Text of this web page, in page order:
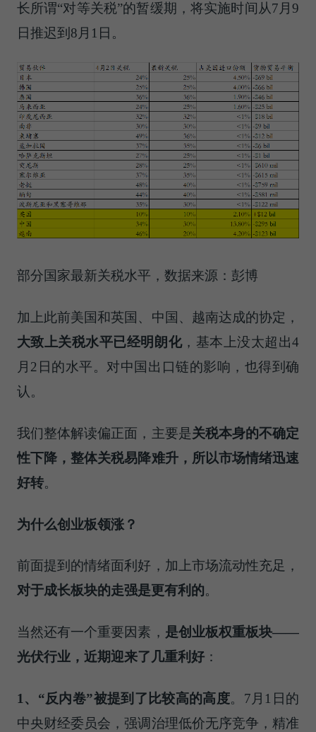
长所谓“对等关税”的暂缓期，将实施时间从7月9
日推迟到8月1日。
部分国家最新关税水平，数据来源：彭博
加上此前美国和英国、中国、越南达成的协定，
大致上关税水平已经明朗化，基本上没太超出4
月2日的水平。对中国出口链的影响，也得到确
认。
我们整体解读偏正面，主要是关税本身的不确定
性下降 ，整体关税易降难升，所以市场情绪迅速
好转。
为什么创业板领涨？
前面提到的情绪面利好，加上市场流动性充足，
对于成长板块的走强是更有利的。
当然还有一个重要因素， 是创业板权重板块——
光伏行业，近期迎来了几重利好：
1、“反内卷”被提到了比较高的高度。7月1日的
中央财经委员会，强调治理低价无序竞争，精准